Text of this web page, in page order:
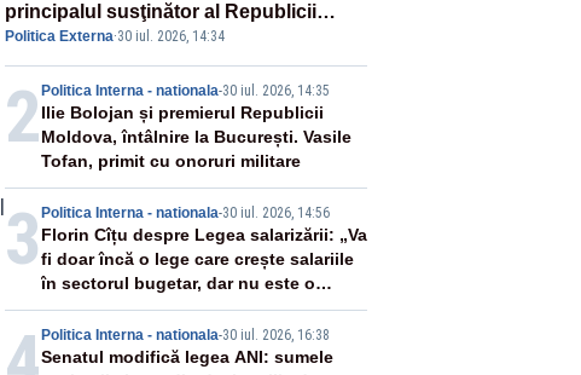
principalul susţinător al Republicii
Moldova la nivelul Uniunii Europene
Politica Externa·30 iul. 2026, 14:34
2 Politica Interna - nationala-30 iul. 2026, 14:35
Ilie Bolojan și premierul Republicii
Moldova, întâlnire la București. Vasile
Tofan, primit cu onoruri militare
3 Politica Interna - nationala-30 iul. 2026, 14:56
Florin Cîțu despre Legea salarizării: „Va
fi doar încă o lege care crește salariile
în sectorul bugetar, dar nu este o
reformă”
Politica Interna - nationala-30 iul. 2026, 16:38
Senatul modifică legea ANI: sumele